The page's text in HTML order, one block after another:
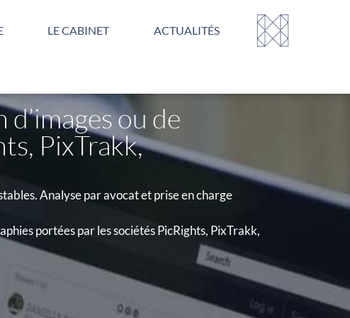
LE CABINET ACTUALITÉS
ou de
PixTrakk,
Analyse par avocat et prise en charge
portées par les sociétés PicRights, PixTrakk,